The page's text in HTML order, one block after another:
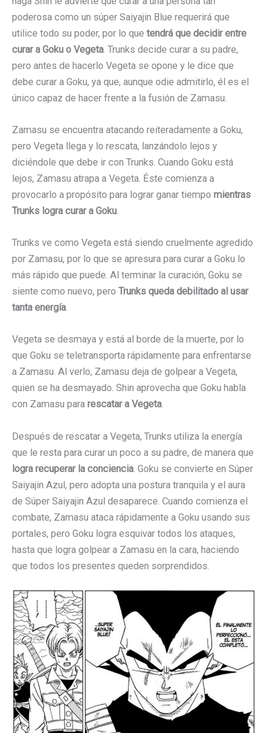
poderosa como un súper Saiyajin Blue requerirá que
utilice todo su poder, por lo que tendrá que decidir entre
curar a Goku o Vegeta . Trunks decide curar a su padre,
pero antes de hacerlo Vegeta se opone y le dice que
debe curar a Goku, ya que, aunque odie admitirlo, él es el
único capaz de hacer frente a la fusión de Zamasu.
Zamasu se encuentra atacando reiteradamente a Goku,
pero Vegeta llega y lo rescata, lanzándolo lejos y
diciéndole que debe ir con Trunks. Cuando Goku está
lejos, Zamasu atrapa a Vegeta. Éste comienza a
provocarlo a propósito para lograr ganar tiempo mientras
Trunks logra curar a Goku.
Trunks ve como Vegeta está siendo cruelmente agredido
por Zamasu, por lo que se apresura para curar a Goku lo
más rápido que puede. Al terminar la curación, Goku se
siente como nuevo, pero Trunks queda debilitado al usar
tanta energía.
Vegeta se desmaya y está al borde de la muerte, por lo
que Goku se teletransporta rápidamente para enfrentarse
a Zamasu. Al verlo, Zamasu deja de golpear a Vegeta,
quien se ha desmayado. Shin aprovecha que Goku habla
con Zamasu para rescatar a Vegeta.
Después de rescatar a Vegeta, Trunks utiliza la energía
que le resta para curar un poco a su padre, de manera que
logra recuperar la conciencia . Goku se convierte en Súper
Saiyajin Azul, pero adopta una postura tranquila y el aura
de Súper Saiyajin Azul desaparece. Cuando comienza el
combate, Zamasu ataca rápidamente a Goku usando sus
portales, pero Goku logra esquivar todos los ataques,
hasta que logra golpear a Zamasu en la cara, haciendo
que todos los presentes queden sorprendidos.